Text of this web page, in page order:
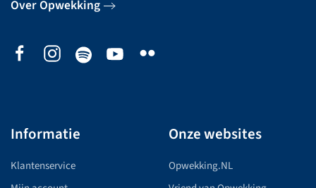
Over Opwekking
Informatie
Klantenservice
Onze websites
Opwekking.NL